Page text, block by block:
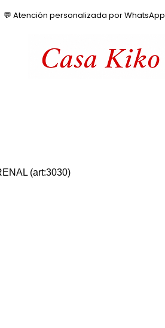
💬 Atención personalizada por WhatsApp